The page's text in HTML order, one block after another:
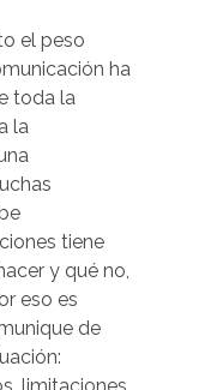
el peso
ha
toda la
la
tiene
y qué no,
eso es
de